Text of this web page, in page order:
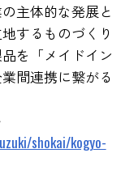
主体的な発展と
するものづくり
を「メイドイン
間連携に繋がる
shokai/kogyo-